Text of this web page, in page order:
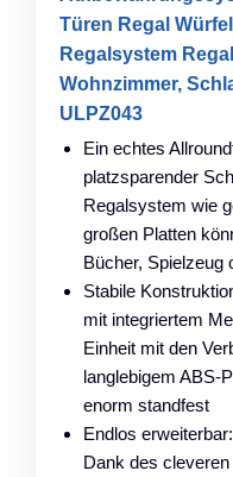
Türen Regal
Regalsystem
Wohnzimmer,
ULPZ043
Ein echtes
platzsparender
Regalsystem wie
großen Platten
Bücher, Spielzeug
Stabile
mit integriertem
Einheit mit den
langlebigem ABS-
enorm standfest
Endlos
Dank des